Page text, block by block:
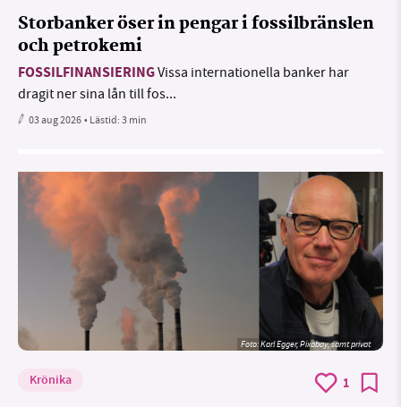
Storbanker öser in pengar i fossilbränslen
och petrokemi
FOSSILFINANSIERINGVissa internationella banker har
dragit ner sina lån till fos...
03 aug 2026• Lästid:3 min
Foto:Karl Egger, Pixabay, samt privat
Krönika 1